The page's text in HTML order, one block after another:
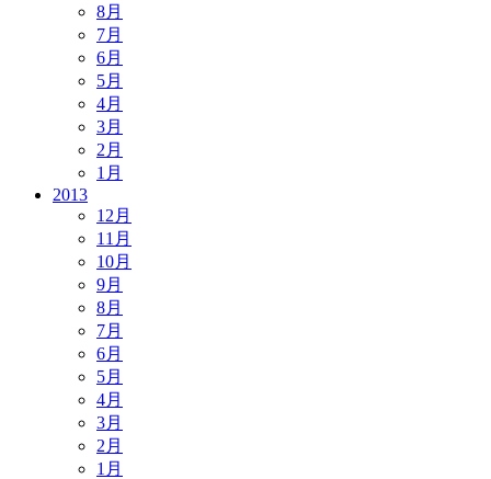
8月
7月
6月
5月
4月
3月
2月
1月
2013
12月
11月
10月
9月
8月
7月
6月
5月
4月
3月
2月
1月